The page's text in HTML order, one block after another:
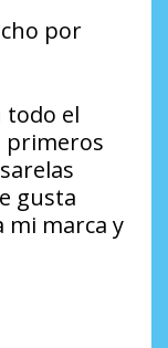
por
todo el
primeros
gusta
mi marca y